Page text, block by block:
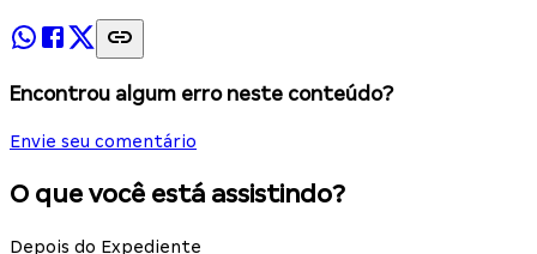
Encontrou algum erro neste conteúdo?
Envie seu comentário
O que você está assistindo?
Depois do Expediente